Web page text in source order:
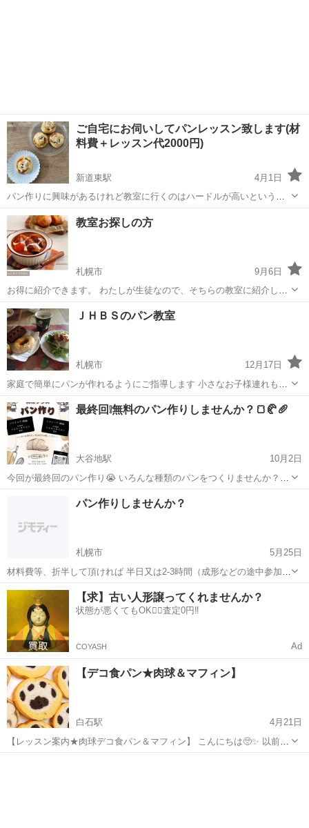
ご自宅にお伺いしてパンレッスン致します(材
料費＋レッスン代2000円)
新道東駅
4月1日
パン作りに興味があるけれど教室に行くのはハードルが高いという方
や、小さなお子様がいて外出がしづらい方など、ご自宅にてパンのレ
ッスンはいかがでしょうか＾＾ 4年ほど趣味でパン作りをしていま
す。教室にも単発ですが通っていた経...
北海道 札幌市 新道東駅 パン
教室お探しの方
札幌市
9月6日
お得に紹介できます。 わたしが生徒なので、そちらの教室に紹介しま
す。紹介入会は、もともとお得なので、それと学割でさらにお得で
す。 とりあえず無料で体験レッスンいきませんか？楽しかったらその
ままその日に入会するのがお得に...
北海道 札幌市 パン 無料
ＪＨＢＳのパン教室
札幌市
12月17日
家庭で簡単にパンが作れるようにご指導します 小さなお子様連れもオ
ッケーです 日にちは相談して決めます サラダ、コーヒー、パンの試食
をします 自分で作ったパンをお持ち帰りします
北海道 札幌市 パン
最終回❕無料のパン作りしませんか？🍞🥐🥖
大谷地駅
10月2日
今回が最終回のパン作り😭 いろんな種類のパンをつくりませんか？！
チーズパンとか、あんパンとか、メロンパンとか？？ パン作りに興味
のある方、ぜひ来てみてください～💓 日時:10/21 10:00~12:00 その後
大谷地駅
パン作りしませんか？
札幌市
5月25日
材料費等、折半して頂ければ 半日又は2-3時間（成形などの途中参加）
でパン作りしませんか？ 要予約 1-2名様2組 （お子さんいても結構で
す 作製中のお飲物、 お食事等はご持参下さい） 09:00から17:00の何
処か基...
北海道 札幌市 パン
【求】古い人形譲ってくれませんか？
状態が悪くてもOK🙆‍♀️査定0円‼️
COYASH Ad
【デコ食パン★肉球＆マフィン】
白石駅
4月21日
【レッスン案内★肉球デコ食パン＆マフィン】 こんにちは🥺✨ 以前参
加したデコ食パン教室がとても楽しかったので、５月６日に先生に来